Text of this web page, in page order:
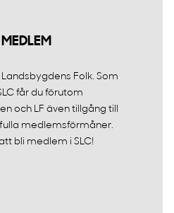
Folk. Som
får du förutom
och LF även tillgång till
medlemsförmåner.
bli medlem i SLC!